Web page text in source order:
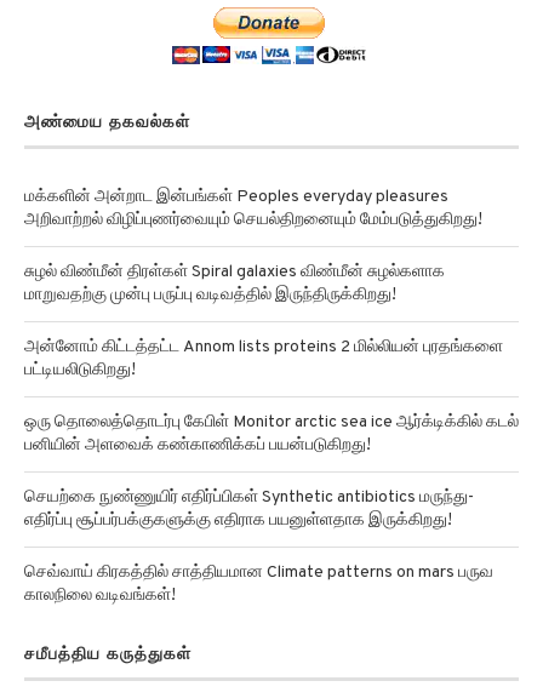
அண்மைய தகவல்கள்
மக்களின் அன்றாட இன்பங்கள் Peoples everyday pleasures
அறிவாற்றல் விழிப்புணர்வையும் செயல்திறனையும் மேம்படுத்துகிறது!
சுழல் விண்மீன் திரள்கள் Spiral galaxies விண்மீன் சுழல்களாக
மாறுவதற்கு முன்பு பருப்பு வடிவத்தில் இருந்திருக்கிறது!
அன்னோம் கிட்டத்தட்ட Annom lists proteins 2 மில்லியன் புரதங்களை
பட்டியலிடுகிறது!
ஒரு தொலைத்தொடர்பு கேபிள் Monitor arctic sea ice ஆர்க்டிக்கில் கடல்
பனியின் அளவைக் கண்காணிக்கப் பயன்படுகிறது!
செயற்கை நுண்ணுயிர் எதிர்ப்பிகள் Synthetic antibiotics மருந்து-
எதிர்ப்பு சூப்பர்பக்குகளுக்கு எதிராக பயனுள்ளதாக இருக்கிறது!
செவ்வாய் கிரகத்தில் சாத்தியமான Climate patterns on mars பருவ
காலநிலை வடிவங்கள்!
சமீபத்திய கருத்துகள்